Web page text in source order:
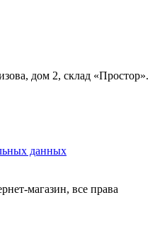
дом 2, склад «Простор».
данных
магазин, все права